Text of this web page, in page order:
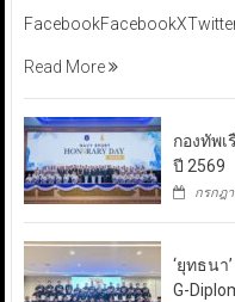
Read More
กองทัพ
ปี 2569
กรกฎ
‘ยุทธน
G-